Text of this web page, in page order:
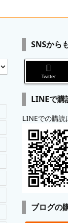
SNSから
Twitter
LINEで購
LINEでの購読
ブログの